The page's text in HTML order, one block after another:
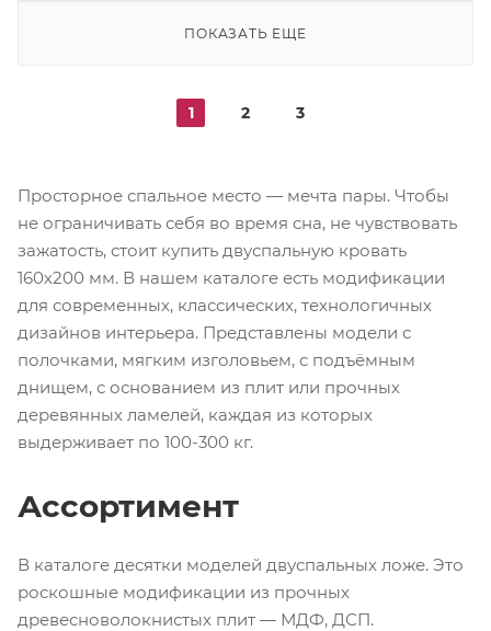
ПОКАЗАТЬ ЕЩЕ
1 2 3
Просторное спальное место — мечта пары. Чтобы
не ограничивать себя во время сна, не чувствовать
зажатость, стоит купить двуспальную кровать
160х200 мм. В нашем каталоге есть модификации
для современных, классических, технологичных
дизайнов интерьера. Представлены модели с
полочками, мягким изголовьем, с подъёмным
днищем, с основанием из плит или прочных
деревянных ламелей, каждая из которых
выдерживает по 100-300 кг.
Ассортимент
В каталоге десятки моделей двуспальных ложе. Это
роскошные модификации из прочных
древесноволокнистых плит — МДФ, ДСП.